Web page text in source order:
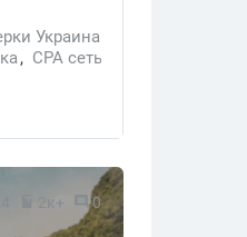
Украина
, CPA сеть
2к+ 0